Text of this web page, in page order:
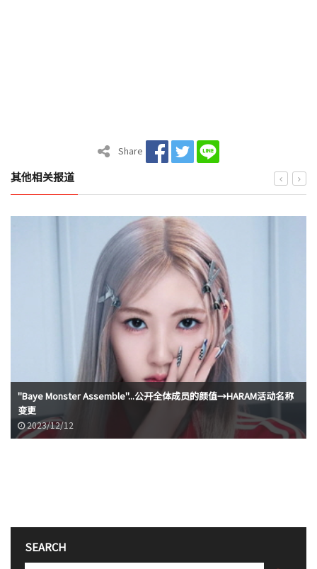
Share
其他相关报道
"Baye Monster Assemble"...公开全体成员的颜值→HARAM活动名称
变更
2023/12/12
SEARCH